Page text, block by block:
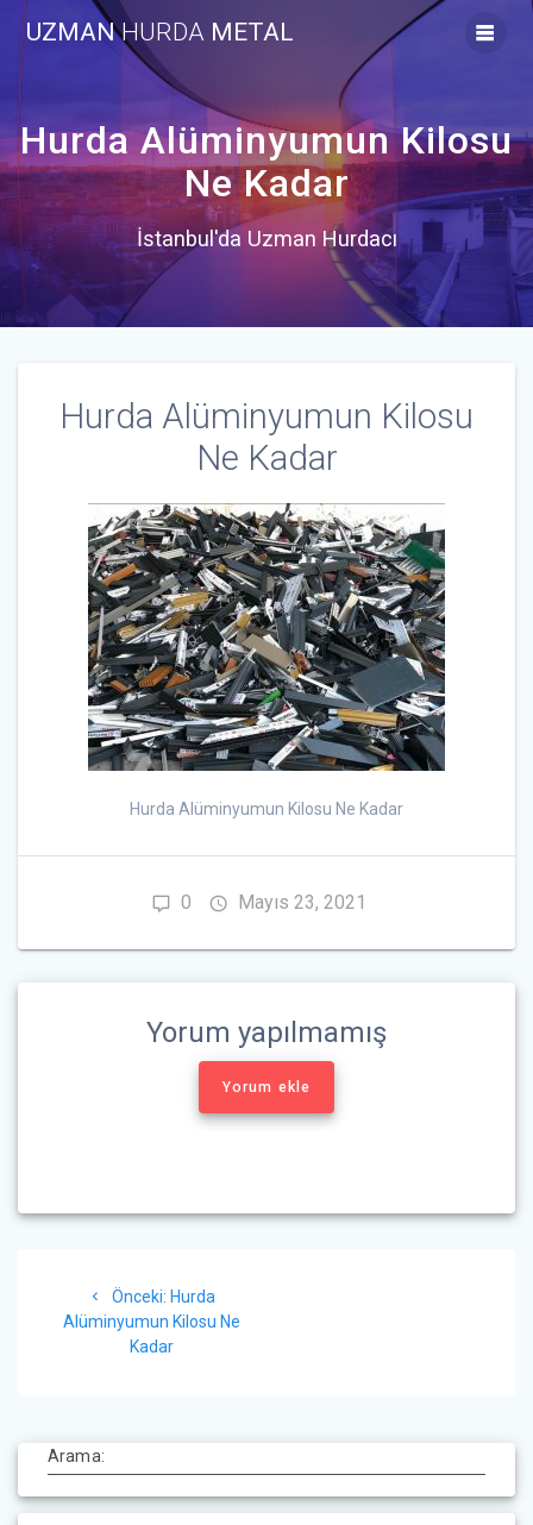
to
UZMANHURDA METAL
Hurda Alüminyumun Kilosu
Ne Kadar
İstanbul'da Uzman Hurdacı
Hurda Alüminyumun Kilosu
Ne Kadar
Hurda Alüminyumun Kilosu Ne Kadar
0 Mayıs 23, 2021
Yorum yapılmamış
Yorum ekle
gezinmesi
Önceki: Önceki
yazı:
Hurda
Alüminyumun Kilosu Ne
Kadar
Arama: